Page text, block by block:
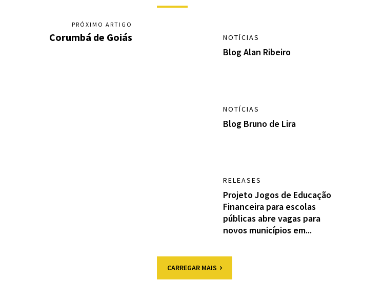
PRÓXIMO ARTIGO
Corumbá de Goiás NOTÍCIAS
Blog Alan Ribeiro
NOTÍCIAS
Blog Bruno de Lira
RELEASES
Projeto Jogos de Educação
Financeira para escolas
públicas abre vagas para
novos municípios em...
CARREGAR MAIS